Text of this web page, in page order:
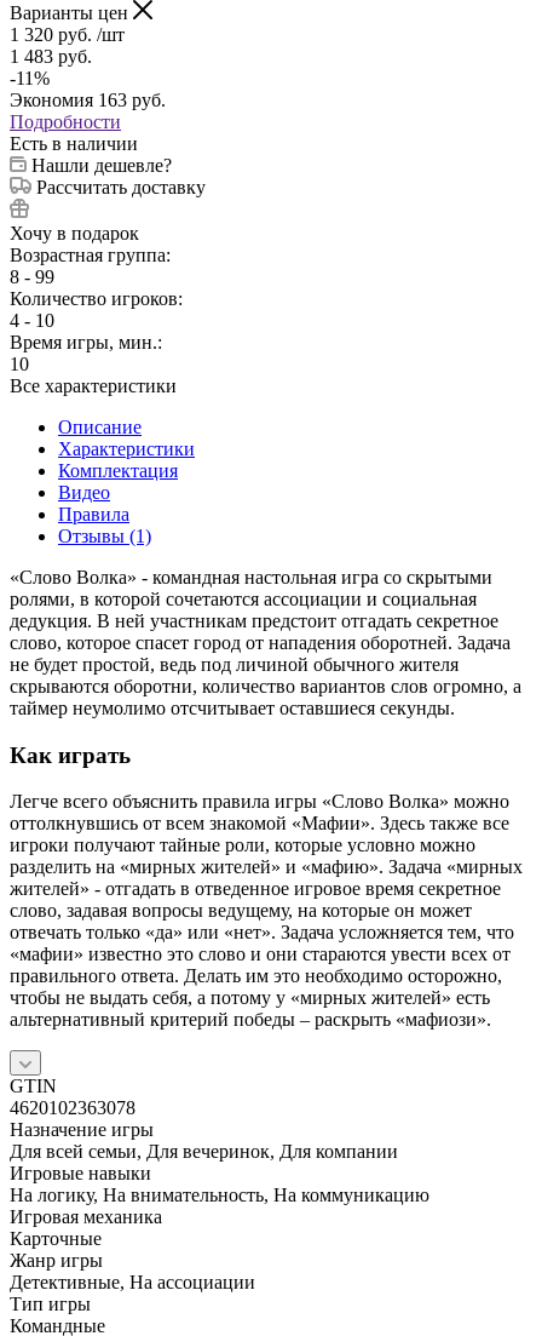
Варианты цен
1 320 руб. /шт
1 483 руб.
-11%
Экономия 163 руб.
Подробности
Есть в наличии
Нашли дешевле?
Рассчитать доставку
Хочу в подарок
Возрастная группа:
8 - 99
Количество игроков:
4 - 10
Время игры, мин.:
10
Все характеристики
Описание
Характеристики
Комплектация
Видео
Правила
Отзывы (1)
«Слово Волка» - командная настольная игра со скрытыми
ролями, в которой сочетаются ассоциации и социальная
дедукция. В ней участникам предстоит отгадать секретное
слово, которое спасет город от нападения оборотней. Задача
не будет простой, ведь под личиной обычного жителя
скрываются оборотни, количество вариантов слов огромно, а
таймер неумолимо отсчитывает оставшиеся секунды.
Как играть
Легче всего объяснить правила игры «Слово Волка» можно
оттолкнувшись от всем знакомой «Мафии». Здесь также все
игроки получают тайные роли, которые условно можно
разделить на «мирных жителей» и «мафию». Задача «мирных
жителей» - отгадать в отведенное игровое время секретное
слово, задавая вопросы ведущему, на которые он может
отвечать только «да» или «нет». Задача усложняется тем, что
«мафии» известно это слово и они стараются увести всех от
правильного ответа. Делать им это необходимо осторожно,
чтобы не выдать себя, а потому у «мирных жителей» есть
альтернативный критерий победы – раскрыть «мафиози».
GTIN
4620102363078
Назначение игры
Для всей семьи, Для вечеринок, Для компании
Игровые навыки
На логику, На внимательность, На коммуникацию
Игровая механика
Карточные
Жанр игры
Детективные, На ассоциации
Тип игры
Командные